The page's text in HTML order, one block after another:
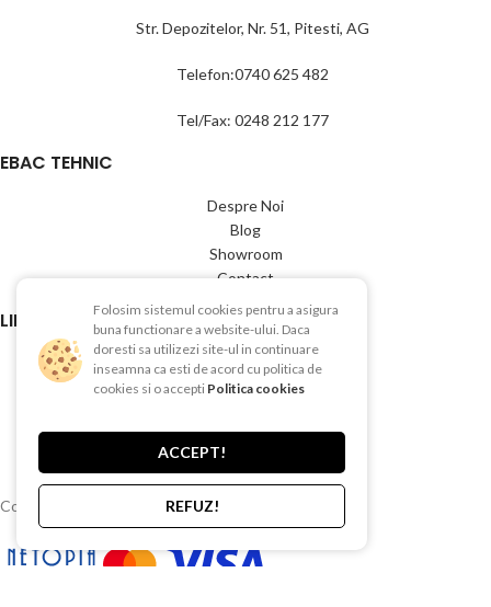
Str. Depozitelor, Nr. 51, Pitesti, AG
Telefon:0740 625 482
Tel/Fax: 0248 212 177
EBAC TEHNIC
Despre Noi
Blog
Showroom
Contact
LINK-URI UTILE
Termeni si conditii
Politica de Confientialitate
Politica de retur
Livrare si plata
Copyright © 2015-2025 EBAC TEHNIC
Folosim sistemul cookies pentru a asigura
buna functionare a website-ului. Daca
doresti sa utilizezi site-ul in continuare
inseamna ca esti de acord cu politica de
cookies si o accepti Politica cookies
ACCEPT!
REFUZ!